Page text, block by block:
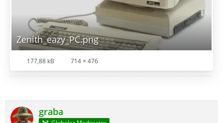
Zenith_eazy_PC.png
177,88 kB 714 × 476
graba